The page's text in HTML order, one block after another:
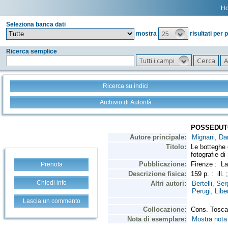
Seleziona banca dati
mostra
25 risultati per
Ricerca semplice
Tutti i campi
Ricerca su indici
Archivio di Autorità
Prenota
Chiedi info
Lascia un commento